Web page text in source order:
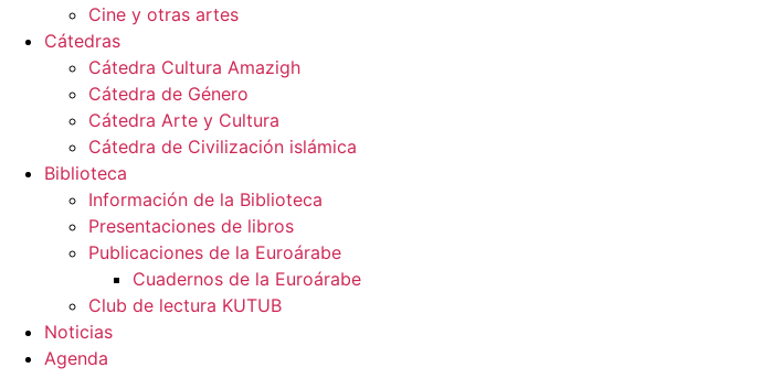
Cine y otras artes
Cátedras
Cátedra Cultura Amazigh
Cátedra de Género
Cátedra Arte y Cultura
Cátedra de Civilización islámica
Biblioteca
Información de la Biblioteca
Presentaciones de libros
Publicaciones de la Euroárabe
Cuadernos de la Euroárabe
Club de lectura KUTUB
Noticias
Agenda